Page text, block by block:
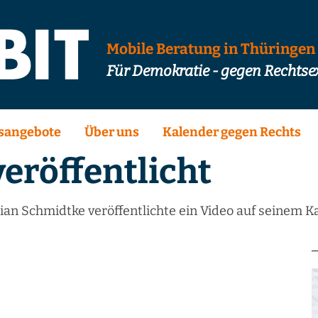
Mobile Beratung in Thüringen
Für Demokratie - gegen
Über uns Kalender gegen Rechts
Schmidtke veröffentlichte ein Video auf seinem